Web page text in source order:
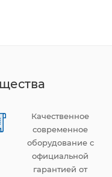
Качественное
современное
оборудование с
официальной
гарантией от